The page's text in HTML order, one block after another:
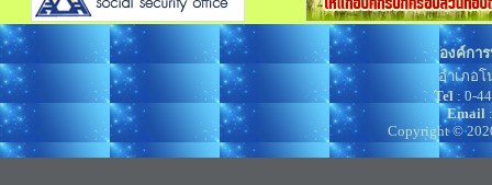
องค์กา
อำเภอ
Tel: 0-
Email
Copyright ©